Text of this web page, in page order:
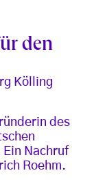
den
Kölling
des
Ein Nachruf
Roehm.